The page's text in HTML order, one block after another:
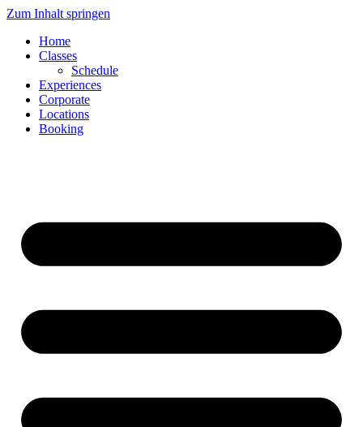
Zum Inhalt springen
Home
Classes
Schedule
Experiences
Corporate
Locations
Booking